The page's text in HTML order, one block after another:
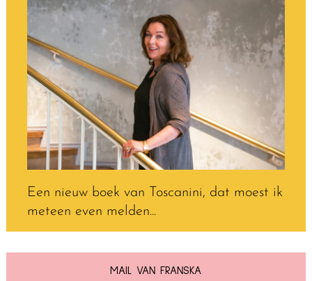
Een nieuw boek van Toscanini, dat moest ik
meteen even melden...
MAIL VAN FRANSKA